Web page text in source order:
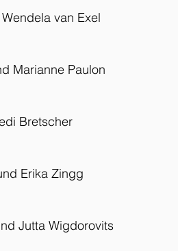
van Exel
Marianne Paulon
Bretscher
Erika Zingg
Jutta Wigdorovits